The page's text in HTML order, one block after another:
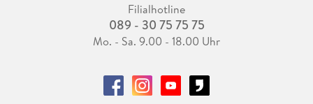
Filialhotline
089 - 30 75 75 75
Mo. - Sa. 9.00 - 18.00 Uhr